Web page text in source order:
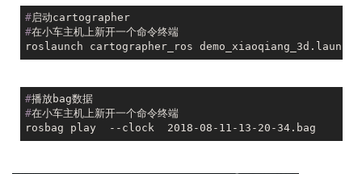
#启动cartographer
#在小车主机上新开一个命令终端
#播放bag数据
#在小车主机上新开一个命令终端